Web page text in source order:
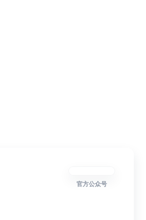
官方公众号